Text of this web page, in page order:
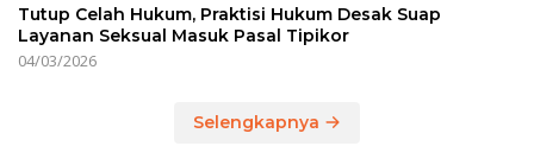
Tutup Celah Hukum, Praktisi Hukum Desak Suap
Layanan Seksual Masuk Pasal Tipikor
04/03/2026
Selengkapnya